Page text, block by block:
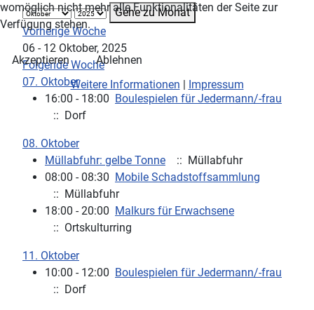
Gehe zu Monat
Vorherige Woche
06 - 12 Oktober, 2025
Folgende Woche
07. Oktober
16:00 - 18:00 Boulespielen für Jedermann/-frau
:: Dorf
08. Oktober
Müllabfuhr: gelbe Tonne
:: Müllabfuhr
08:00 - 08:30 Mobile Schadstoffsammlung
:: Müllabfuhr
18:00 - 20:00 Malkurs für Erwachsene
:: Ortskulturring
11. Oktober
10:00 - 12:00 Boulespielen für Jedermann/-frau
:: Dorf
womöglich nicht mehr alle Funktionalitäten der Seite zur
Verfügung stehen.
Akzeptieren
Ablehnen
Weitere Informationen | Impressum